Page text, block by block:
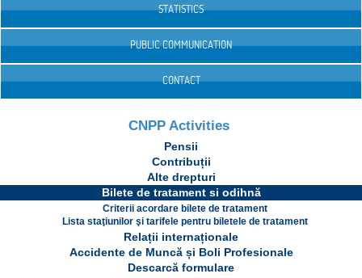
STATISTICS
PUBLIC COMMUNICATION
CONTACT
CNPP Activities
Pensii
Contribuții
Alte drepturi
Bilete de tratament si odihnă
Criterii acordare bilete de tratament
Lista staţiunilor şi tarifele pentru biletele de tratament
Relații internaționale
Accidente de Muncă și Boli Profesionale
Descarcă formulare